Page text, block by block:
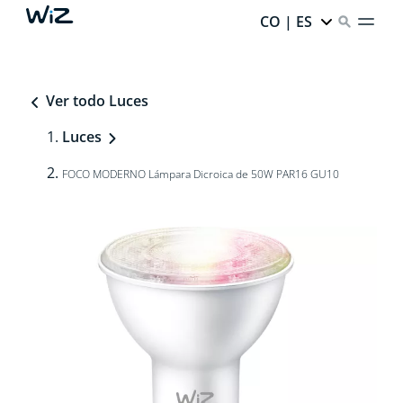
CO | ES
Ver todo Luces
Luces
FOCO MODERNO Lámpara Dicroica de 50W PAR16 GU10